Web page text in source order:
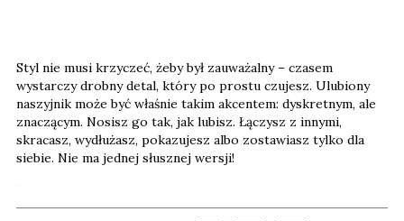
Styl nie musi krzyczeć, żeby był zauważalny – czasem
wystarczy drobny detal, który po prostu czujesz. Ulubiony
naszyjnik może być właśnie takim akcentem: dyskretnym, ale
znaczącym. Nosisz go tak, jak lubisz. Łączysz z innymi,
skracasz, wydłużasz, pokazujesz albo zostawiasz tylko dla
siebie. Nie ma jednej słusznej wersji!